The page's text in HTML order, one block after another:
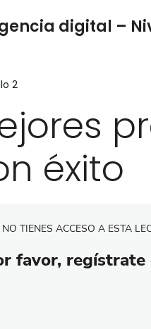
digital –
2
éxito
NO TIENES ACCESO A ESTA
favor, regístrate